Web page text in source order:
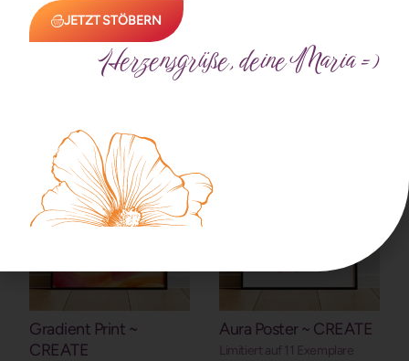
Aura Poster ~ LUCID
Limitiert auf 11 Exemplare
€ ab 15,00€
Gradient Print ~
CREATE
Aura Poster ~ CREATE
Limitiert auf 11 Exemplare
JETZT STÖBERN
Herzensgrüße, deine Maria =)